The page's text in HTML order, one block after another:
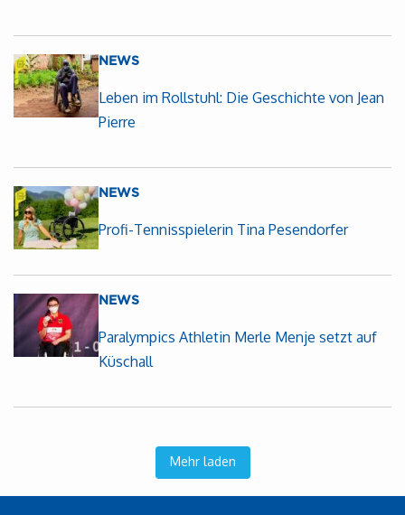
NEWS
Leben im Rollstuhl: Die Geschichte von Jean
Pierre
NEWS
Profi-Tennisspielerin Tina Pesendorfer
NEWS
Paralympics Athletin Merle Menje setzt auf
Küschall
Mehr laden